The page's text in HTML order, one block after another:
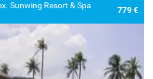
Sunwing Resort & Spa
779 €